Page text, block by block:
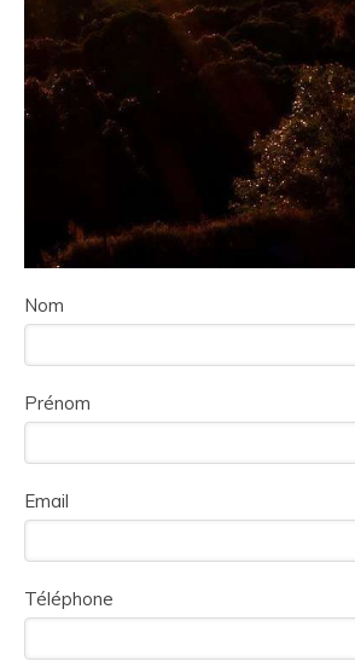
Nom
Prénom
Email
Téléphone